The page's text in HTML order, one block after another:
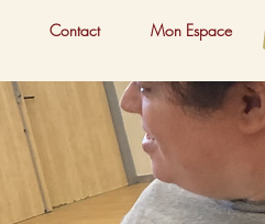
Contact Mon Espace